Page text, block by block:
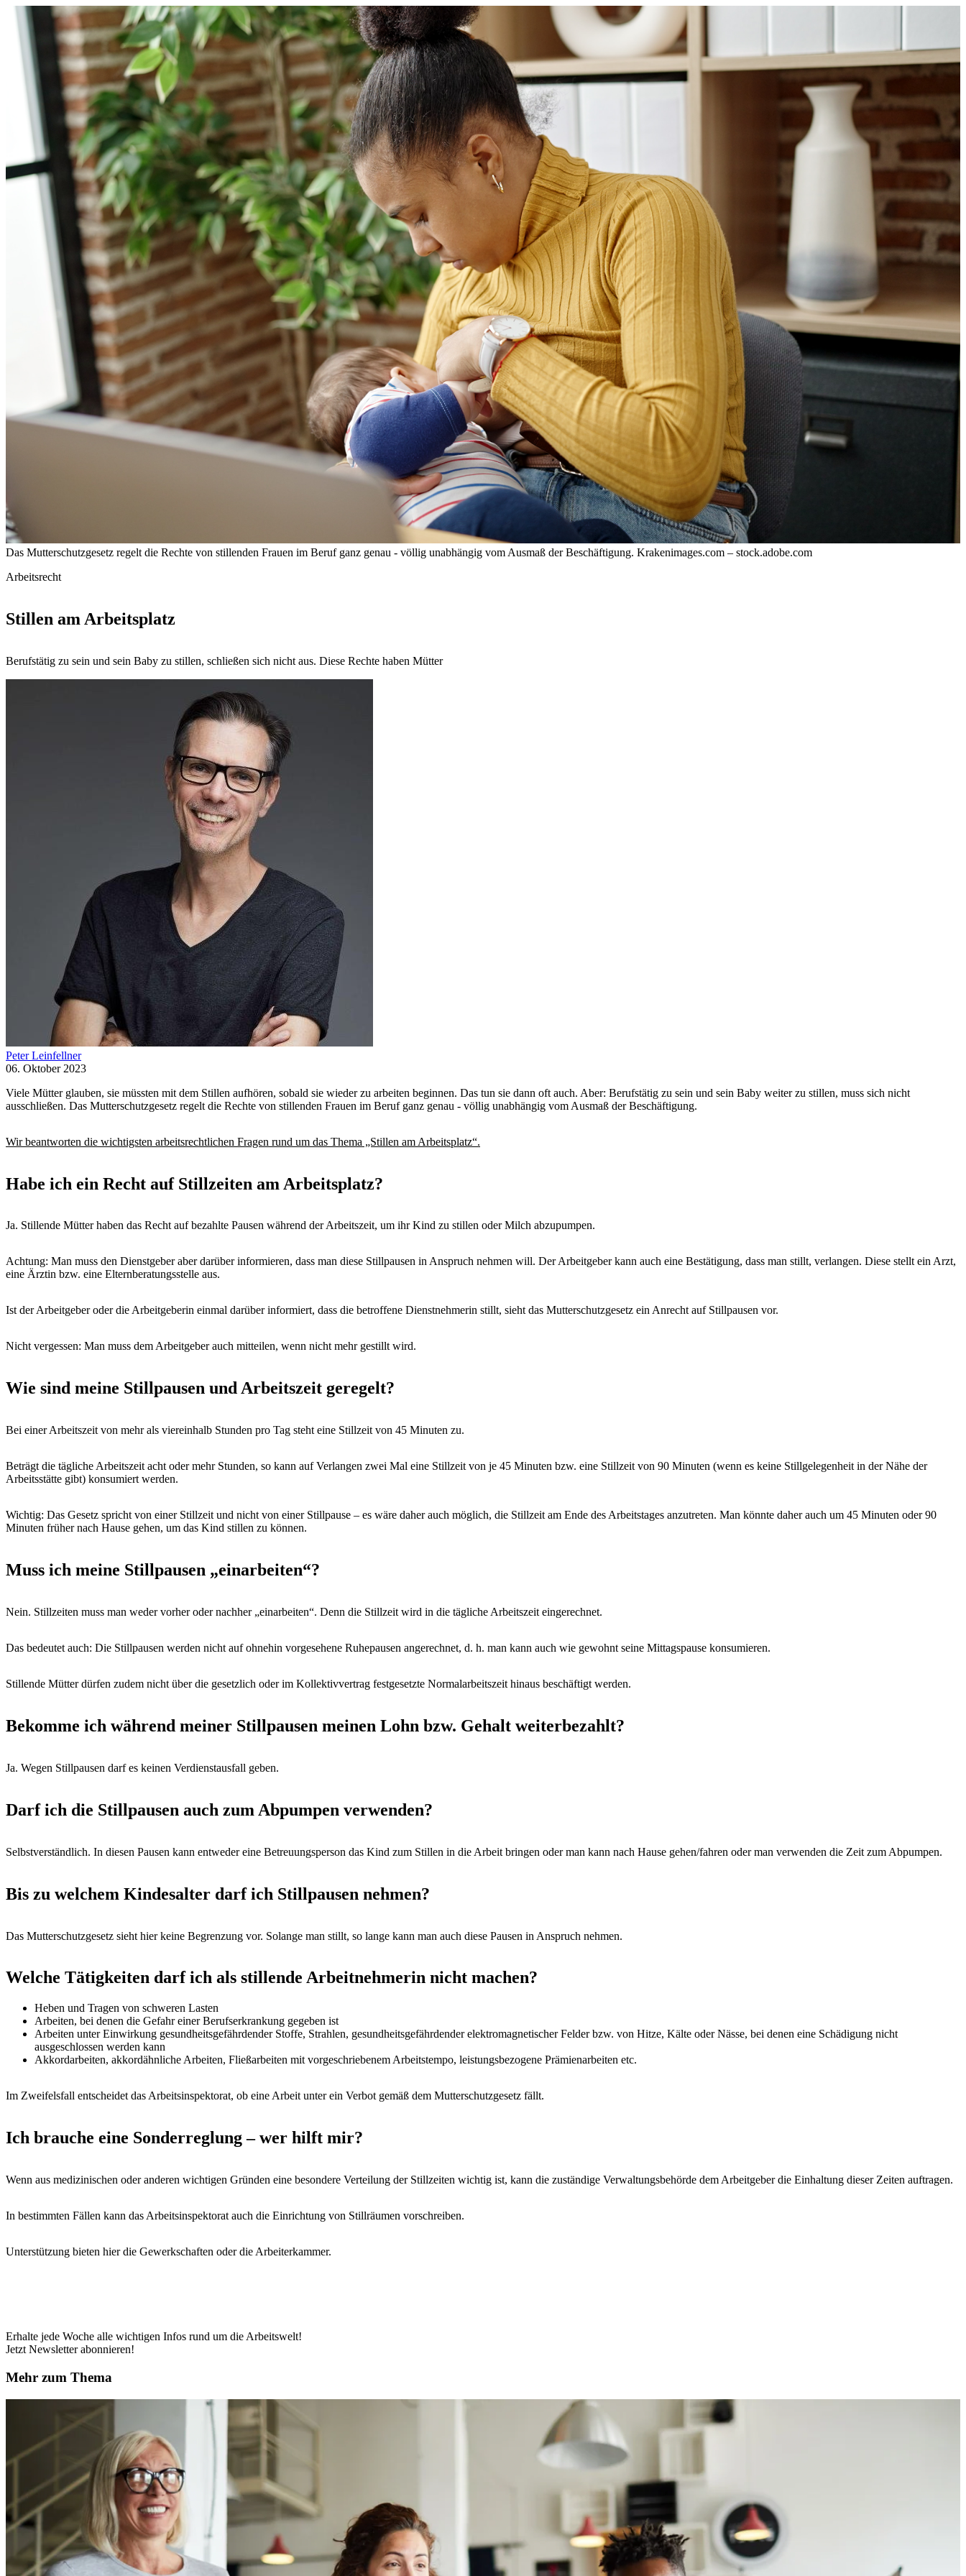
Das Mutterschutzgesetz regelt die Rechte von stillenden Frauen im Beruf ganz genau - völlig unabhängig vom Ausmaß der Beschäftigung. Krakenimages.com – stock.adobe.com
Arbeitsrecht
Stillen am Arbeitsplatz
Berufstätig zu sein und sein Baby zu stillen, schließen sich nicht aus. Diese Rechte haben Mütter
Peter Leinfellner
06. Oktober 2023
Viele Mütter glauben, sie müssten mit dem Stillen aufhören, sobald sie wieder zu arbeiten beginnen. Das tun sie dann oft auch. Aber: Berufstätig zu sein und sein Baby weiter zu stillen, muss sich nicht
ausschließen. Das Mutterschutzgesetz regelt die Rechte von stillenden Frauen im Beruf ganz genau - völlig unabhängig vom Ausmaß der Beschäftigung.
Wir beantworten die wichtigsten arbeitsrechtlichen Fragen rund um das Thema „Stillen am Arbeitsplatz“.
Habe ich ein Recht auf Stillzeiten am Arbeitsplatz?
Ja. Stillende Mütter haben das Recht auf bezahlte Pausen während der Arbeitszeit, um ihr Kind zu stillen oder Milch abzupumpen.
Achtung: Man muss den Dienstgeber aber darüber informieren, dass man diese Stillpausen in Anspruch nehmen will. Der Arbeitgeber kann auch eine Bestätigung, dass man stillt, verlangen. Diese stellt ein Arzt,
eine Ärztin bzw. eine Elternberatungsstelle aus.
Ist der Arbeitgeber oder die Arbeitgeberin einmal darüber informiert, dass die betroffene Dienstnehmerin stillt, sieht das Mutterschutzgesetz ein Anrecht auf Stillpausen vor.
Nicht vergessen: Man muss dem Arbeitgeber auch mitteilen, wenn nicht mehr gestillt wird.
Wie sind meine Stillpausen und Arbeitszeit geregelt?
Bei einer Arbeitszeit von mehr als viereinhalb Stunden pro Tag steht eine Stillzeit von 45 Minuten zu.
Beträgt die tägliche Arbeitszeit acht oder mehr Stunden, so kann auf Verlangen zwei Mal eine Stillzeit von je 45 Minuten bzw. eine Stillzeit von 90 Minuten (wenn es keine Stillgelegenheit in der Nähe der
Arbeitsstätte gibt) konsumiert werden.
Wichtig: Das Gesetz spricht von einer Stillzeit und nicht von einer Stillpause – es wäre daher auch möglich, die Stillzeit am Ende des Arbeitstages anzutreten. Man könnte daher auch um 45 Minuten oder 90
Minuten früher nach Hause gehen, um das Kind stillen zu können.
Muss ich meine Stillpausen „einarbeiten“?
Nein. Stillzeiten muss man weder vorher oder nachher „einarbeiten“. Denn die Stillzeit wird in die tägliche Arbeitszeit eingerechnet.
Das bedeutet auch: Die Stillpausen werden nicht auf ohnehin vorgesehene Ruhepausen angerechnet, d. h. man kann auch wie gewohnt seine Mittagspause konsumieren.
Stillende Mütter dürfen zudem nicht über die gesetzlich oder im Kollektivvertrag festgesetzte Normalarbeitszeit hinaus beschäftigt werden.
Bekomme ich während meiner Stillpausen meinen Lohn bzw. Gehalt weiterbezahlt?
Ja. Wegen Stillpausen darf es keinen Verdienstausfall geben.
Darf ich die Stillpausen auch zum Abpumpen verwenden?
Selbstverständlich. In diesen Pausen kann entweder eine Betreuungsperson das Kind zum Stillen in die Arbeit bringen oder man kann nach Hause gehen/fahren oder man verwenden die Zeit zum Abpumpen.
Bis zu welchem Kindesalter darf ich Stillpausen nehmen?
Das Mutterschutzgesetz sieht hier keine Begrenzung vor. Solange man stillt, so lange kann man auch diese Pausen in Anspruch nehmen.
Welche Tätigkeiten darf ich als stillende Arbeitnehmerin nicht machen?
Heben und Tragen von schweren Lasten
Arbeiten, bei denen die Gefahr einer Berufserkrankung gegeben ist
Arbeiten unter Einwirkung gesundheitsgefährdender Stoffe, Strahlen, gesundheitsgefährdender elektromagnetischer Felder bzw. von Hitze, Kälte oder Nässe, bei denen eine Schädigung nicht
ausgeschlossen werden kann
Akkordarbeiten, akkordähnliche Arbeiten, Fließarbeiten mit vorgeschriebenem Arbeitstempo, leistungsbezogene Prämienarbeiten etc.
Im Zweifelsfall entscheidet das Arbeitsinspektorat, ob eine Arbeit unter ein Verbot gemäß dem Mutterschutzgesetz fällt.
Ich brauche eine Sonderreglung – wer hilft mir?
Wenn aus medizinischen oder anderen wichtigen Gründen eine besondere Verteilung der Stillzeiten wichtig ist, kann die zuständige Verwaltungsbehörde dem Arbeitgeber die Einhaltung dieser Zeiten auftragen.
In bestimmten Fällen kann das Arbeitsinspektorat auch die Einrichtung von Stillräumen vorschreiben.
Unterstützung bieten hier die Gewerkschaften oder die Arbeiterkammer.
Erhalte jede Woche alle wichtigen Infos rund um die Arbeitswelt!
Jetzt Newsletter abonnieren!
Mehr zum Thema